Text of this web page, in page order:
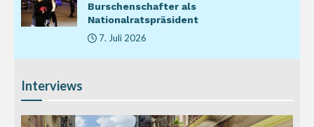
Burschenschafter als
Nationalratspräsident
7. Juli 2026
Interviews